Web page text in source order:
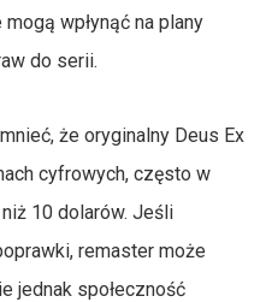
wpłynąć na plany
do serii.
że oryginalny Deus Ex
cyfrowych, często w
10 dolarów. Jeśli
remaster może
jednak społeczność